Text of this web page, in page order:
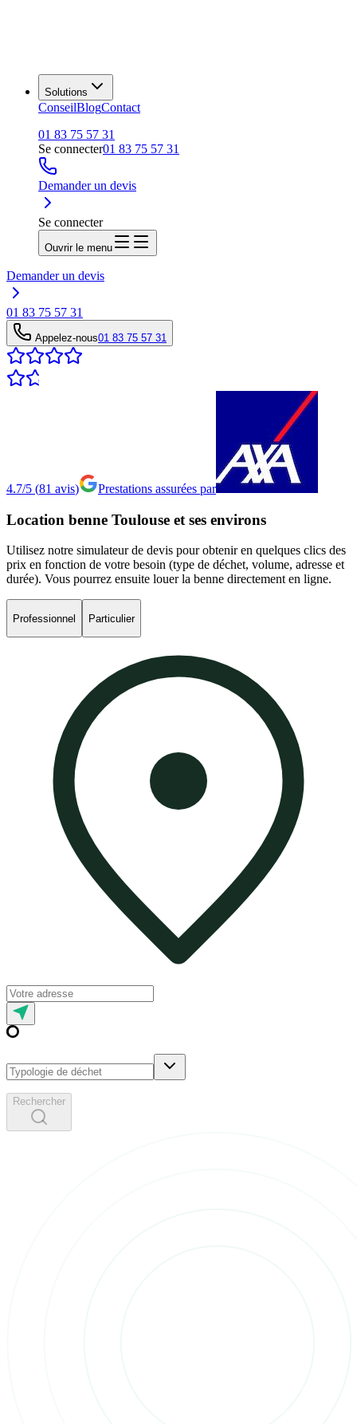
Solutions
ConseilBlogContact
01 83 75 57 31
Se connecter01 83 75 57 31
Demander un devis
Se connecter
Ouvrir le menu
Demander un devis
01 83 75 57 31
Appelez-nous01 83 75 57 31
4.7/5 (81 avis) Prestations assurées par
Location benne Toulouse et ses environs
Utilisez notre simulateur de devis pour obtenir en quelques clics des
prix en fonction de votre besoin (type de déchet, volume, adresse et
durée). Vous pourrez ensuite louer la benne directement en ligne.
Professionnel Particulier
Rechercher